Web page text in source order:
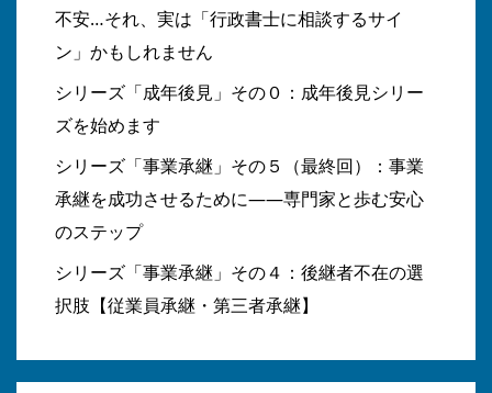
不安…それ、実は「行政書士に相談するサイ
ン」かもしれません
シリーズ「成年後見」その０：成年後見シリー
ズを始めます
シリーズ「事業承継」その５（最終回）：事業
承継を成功させるために――専門家と歩む安心
のステップ
シリーズ「事業承継」その４：後継者不在の選
択肢【従業員承継・第三者承継】